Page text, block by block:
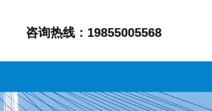
咨询热线：19855005568